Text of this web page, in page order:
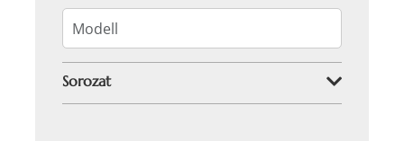
Sorozat